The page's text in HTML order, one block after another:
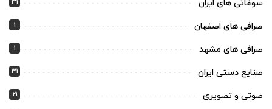
سوغاتی های ایران
صرافی های اصفهان 1
صرافی های مشهد 1
صنایع دستی ایران 31
صوتی و تصویری 21